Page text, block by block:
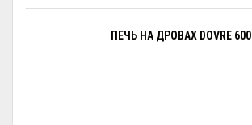
ПЕЧЬ НА ДРОВАХ DOVRE 600